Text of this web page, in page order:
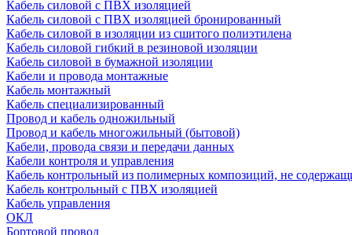
Кабель силовой с ПВХ изоляцией
Кабель силовой с ПВХ изоляцией бронированный
Кабель силовой в изоляции из сшитого полиэтилена
Кабель силовой гибкий в резиновой изоляции
Кабель силовой в бумажной изоляции
Кабели и провода монтажные
Кабель монтажный
Кабель специализированный
Провод и кабель одножильный
Провод и кабель многожильный (бытовой)
Кабели, провода связи и передачи данных
Кабели контроля и управления
Кабель контрольный из полимерных композиций, не
Кабель контрольный с ПВХ изоляцией
Кабель управления
ОКЛ
Бортовой провод